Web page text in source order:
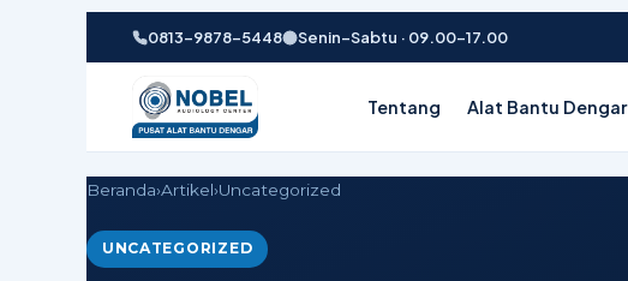
0813-9878-5448 Senin–Sabtu · 09.00–17.00
Tentang Alat Bantu Dengar
Beranda›Artikel›Uncategorized
UNCATEGORIZED